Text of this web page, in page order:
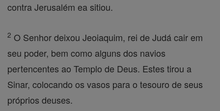
contra Jerusalém ea sitiou.
2 O Senhor deixou Jeoiaquim, rei de Judá cair em
seu poder, bem como alguns dos navios
pertencentes ao Templo de Deus. Estes tirou a
Sinar, colocando os vasos para o tesouro de seus
próprios deuses.